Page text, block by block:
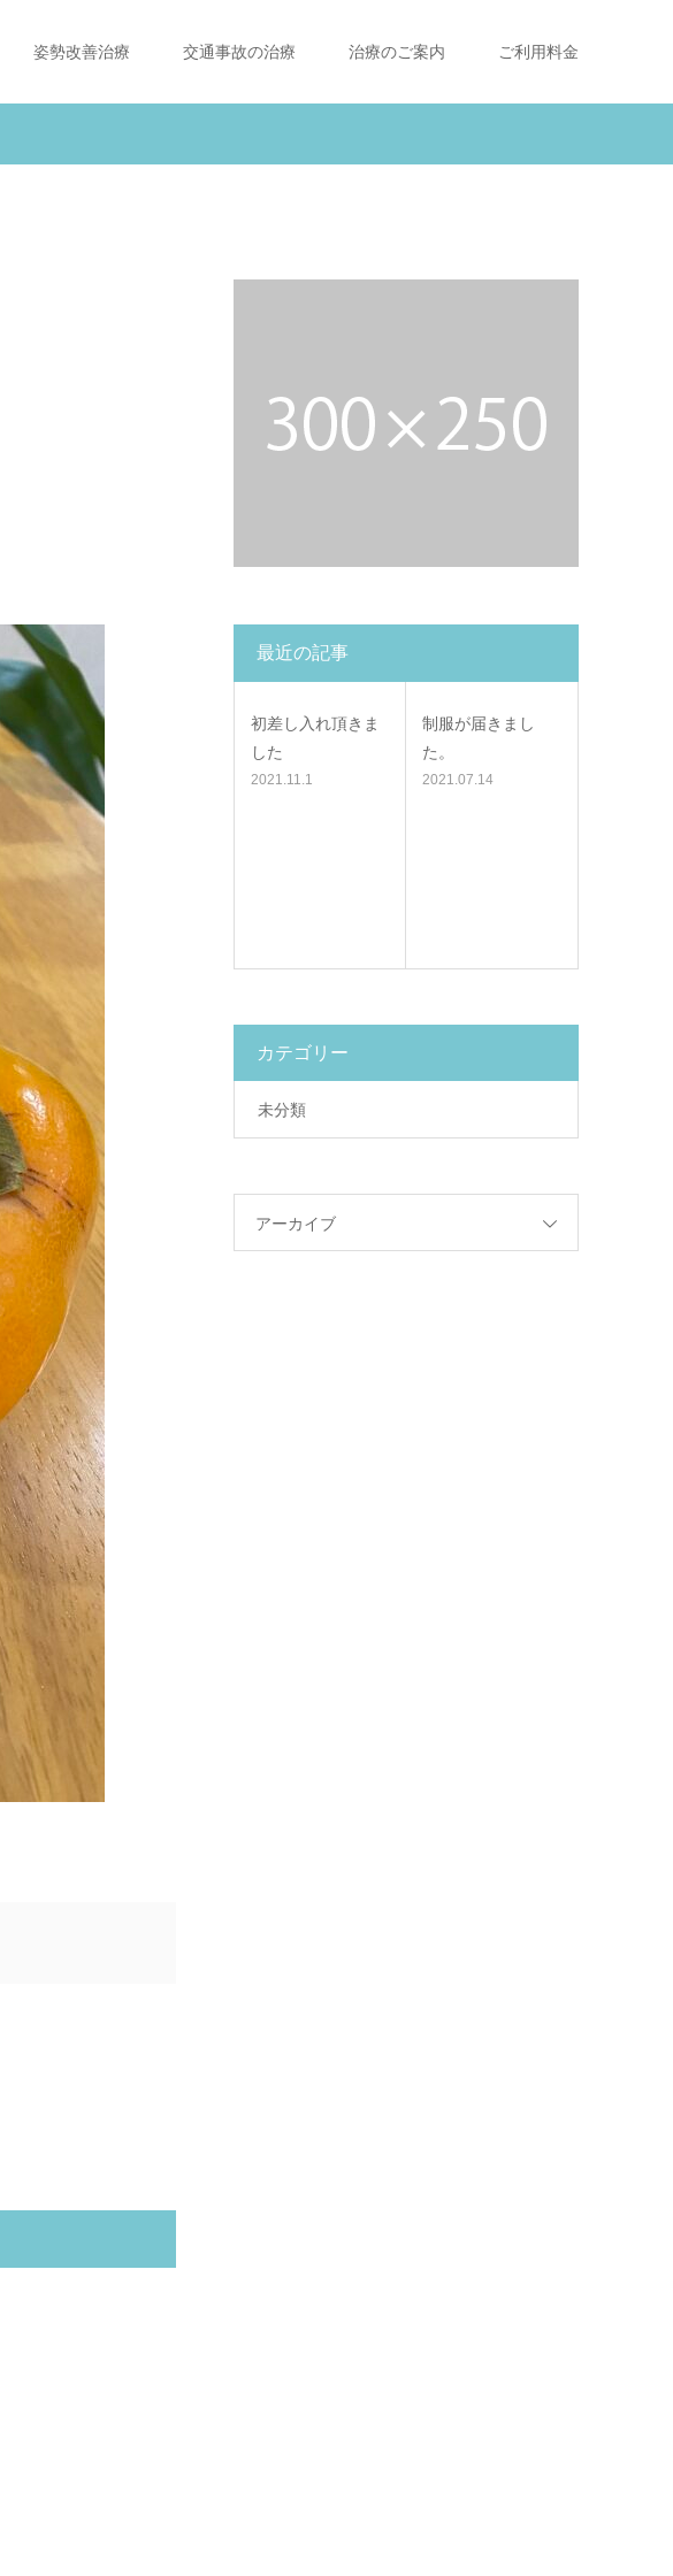
姿勢改善治療 交通事故の治療 治療のご案内 ご利用料金
最近の記事
初差し入れ頂きま
した
2021.11.1
制服が届きまし
た。
2021.07.14
カテゴリー
未分類
アーカイブ